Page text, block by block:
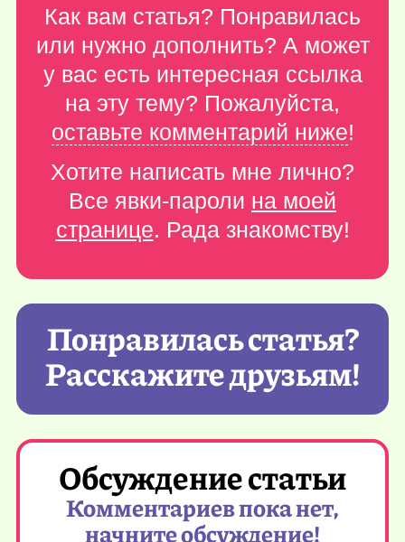
Как вам статья? Понравилась
или нужно дополнить? А может
у вас есть интересная ссылка
на эту тему? Пожалуйста,
оставьте комментарий ниже!
Хотите написать мне лично?
Все явки-пароли на моей
странице. Рада знакомству!
Понравилась статья?
Расскажите друзьям!
Обсуждение статьи
Комментариев пока нет,
начните обсуждение!